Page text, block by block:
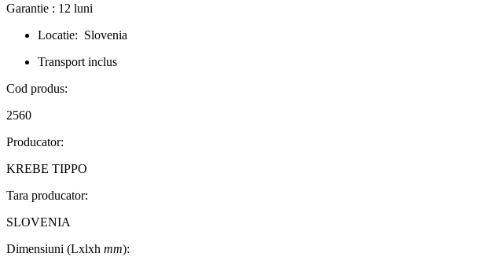
Garantie : 12 luni
Locatie: Slovenia
Transport inclus
Cod produs:
2560
Producator:
KREBE TIPPO
Tara producator:
SLOVENIA
Dimensiuni (Lxlxh mm):